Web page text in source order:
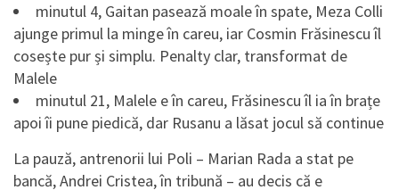
minutul 4, Gaitan pasează moale în spate, Meza Colli
ajunge primul la minge în careu, iar Cosmin Frăsinescu îl
cosește pur și simplu. Penalty clar, transformat de
Malele
minutul 21, Malele e în careu, Frăsinescu îl ia în brațe
apoi îi pune piedică, dar Rusanu a lăsat jocul să continue
La pauză, antrenorii lui Poli – Marian Rada a stat pe
bancă, Andrei Cristea, în tribună – au decis că e